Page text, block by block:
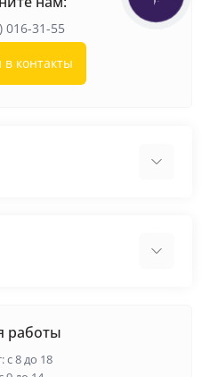
016-31-55
контакты
работы
с 8 до 18